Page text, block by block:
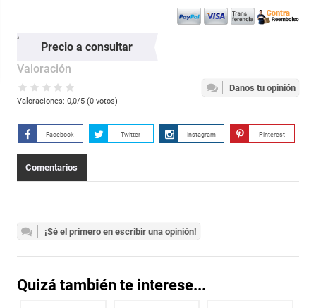
Precio a consultar
Danos tu opinión
Valoración
Valoraciones: 0,0/5 (0votos)
Facebook Twitter Instagram Pinterest
Comentarios
¡Sé el primero en escribir una opinión!
Quizá también te interese...